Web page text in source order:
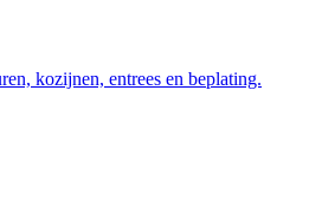
kozijnen, entrees en beplating.